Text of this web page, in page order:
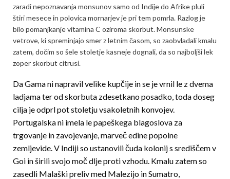
zaradi nepoznavanja monsunov samo od Indije do Afrike pluli
štiri mesece in polovica mornarjev je pri tem pomrla. Razlog je
bilo pomanjkanje vitamina C oziroma skorbut. Monsunske
vetrove, ki spreminjajo smer z letnim časom, so zaobvladali kmalu
zatem, dočim so šele stoletje kasneje dognali, da so najboljši lek
zoper skorbut citrusi.
Da Gama ni napravil velike kupčije in se je vrnil le z dvema
ladjama ter od skorbuta zdesetkano posadko, toda doseg
cilja je odprl pot stoletju vsakoletnih konvojev.
Portugalska ni imela le papeškega blagoslova za
trgovanje in zavojevanje, marveč edine popolne
zemljevide. V Indiji so ustanovili čuda kolonij s središčem v
Goi in širili svojo moč dlje proti vzhodu. Kmalu zatem so
zasedli Malaški preliv med Malezijo in Sumatro,